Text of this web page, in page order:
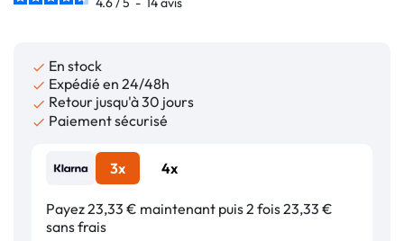
 En stock
 Expédié en 24/48h
 Retour jusqu'à 30 jours
 Paiement sécurisé
3x 4x
Payez 23,33 € maintenant puis 2 fois 23,33 €
sans frais